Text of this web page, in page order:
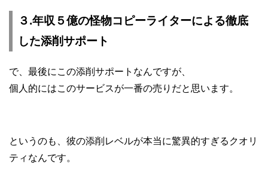
３.年収５億の怪物コピーライターによる徹底
した添削サポート
で、最後にこの添削サポートなんですが、
個人的にはこのサービスが一番の売りだと思います。
というのも、彼の添削レベルが本当に驚異的すぎるクオリ
ティなんです。